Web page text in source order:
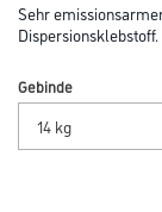
Sehr
Dispersionsklebstoff.
Gebinde